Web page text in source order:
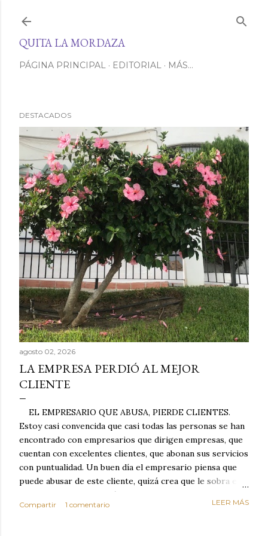
QUITA LA MORDAZA
PÁGINA PRINCIPAL EDITORIAL MÁS…
DESTACADOS
agosto 02, 2026
LA EMPRESA PERDIÓ AL MEJOR
CLIENTE
EL EMPRESARIO QUE ABUSA, PIERDE CLIENTES.
Estoy casi convencida que casi todas las personas se han
encontrado con empresarios que dirigen empresas, que
cuentan con excelentes clientes, que abonan sus servicios
con puntualidad. Un buen día el empresario piensa que
puede abusar de este cliente, quizá crea que le sobra el
dinero porque la mayoría de los otros pagan mal y
tarde y en ocasiones ni abonan los servicios. Cuando una
Compartir 1 comentario LEER MÁS